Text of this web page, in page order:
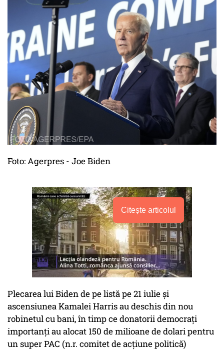
Foto: Agerpres - Joe Biden
Citește articolul
Plecarea lui Biden de pe listă pe 21 iulie și
ascensiunea Kamalei Harris au deschis din nou
robinetul cu bani, în timp ce donatorii democrați
importanți au alocat 150 de milioane de dolari pentru
un super PAC (n.r. comitet de acțiune politică)